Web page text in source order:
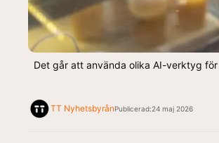
Det går att använda olika AI-verktyg
TT NyhetsbyrånPublicerad:24 maj 2026